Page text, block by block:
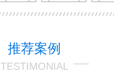
推荐案例
TESTIMONIAL